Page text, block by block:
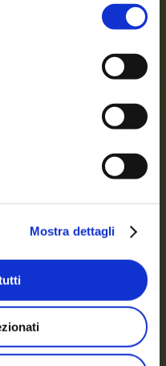
Mostra dettagli
di